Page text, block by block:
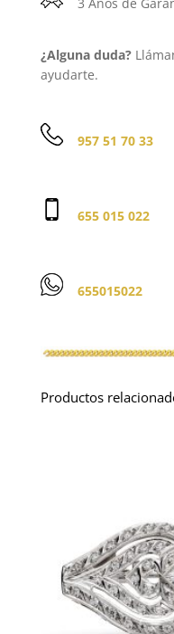
¿Alguna duda?
ayudarte.
957 51 70 33
655 015 022
655015022
Productos